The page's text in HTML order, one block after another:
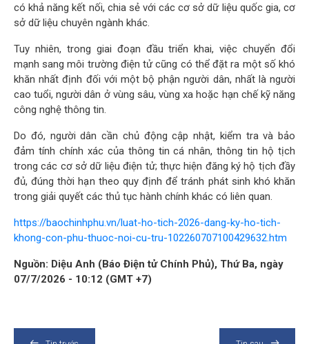
có khả năng kết nối, chia sẻ với các cơ sở dữ liệu quốc gia, cơ
sở dữ liệu chuyên ngành khác.
Tuy nhiên, trong giai đoạn đầu triển khai, việc chuyển đổi
mạnh sang môi trường điện tử cũng có thể đặt ra một số khó
khăn nhất định đối với một bộ phận người dân, nhất là người
cao tuổi, người dân ở vùng sâu, vùng xa hoặc hạn chế kỹ năng
công nghệ thông tin.
Do đó, người dân cần chủ động cập nhật, kiểm tra và bảo
đảm tính chính xác của thông tin cá nhân, thông tin hộ tịch
trong các cơ sở dữ liệu điện tử; thực hiện đăng ký hộ tịch đầy
đủ, đúng thời hạn theo quy định để tránh phát sinh khó khăn
trong giải quyết các thủ tục hành chính khác có liên quan.
https://baochinhphu.vn/luat-ho-tich-2026-dang-ky-ho-tich-
khong-con-phu-thuoc-noi-cu-tru-102260707100429632.htm
Nguồn: Diệu Anh (Báo Điện tử Chính Phủ), Thứ Ba, ngày
07/7/2026 - 10:12 (GMT +7)